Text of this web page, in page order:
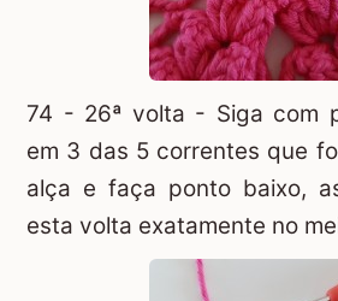
74 - 26ª volta - Siga com
em 3 das 5 correntes que
alça e faça ponto baixo,
esta volta exatamente no